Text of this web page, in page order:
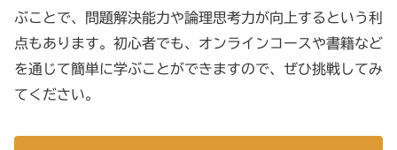
ぶことで、問題解決能力や論理思考力が向上するという利
点もあります。初心者でも、オンラインコースや書籍など
を通じて簡単に学ぶことができますので、ぜひ挑戦してみ
てください。